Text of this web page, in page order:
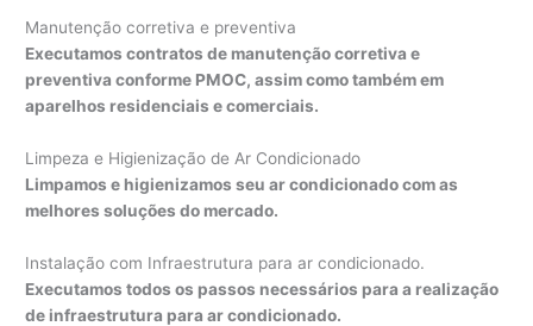
Manutenção corretiva e preventiva
Executamos contratos de manutenção corretiva e
preventiva conforme PMOC, assim como também em
aparelhos residenciais e comerciais.
Limpeza e Higienização de Ar Condicionado
Limpamos e higienizamos seu ar condicionado com as
melhores soluções do mercado.
Instalação com Infraestrutura para ar condicionado.
Executamos todos os passos necessários para a realização
de infraestrutura para ar condicionado.